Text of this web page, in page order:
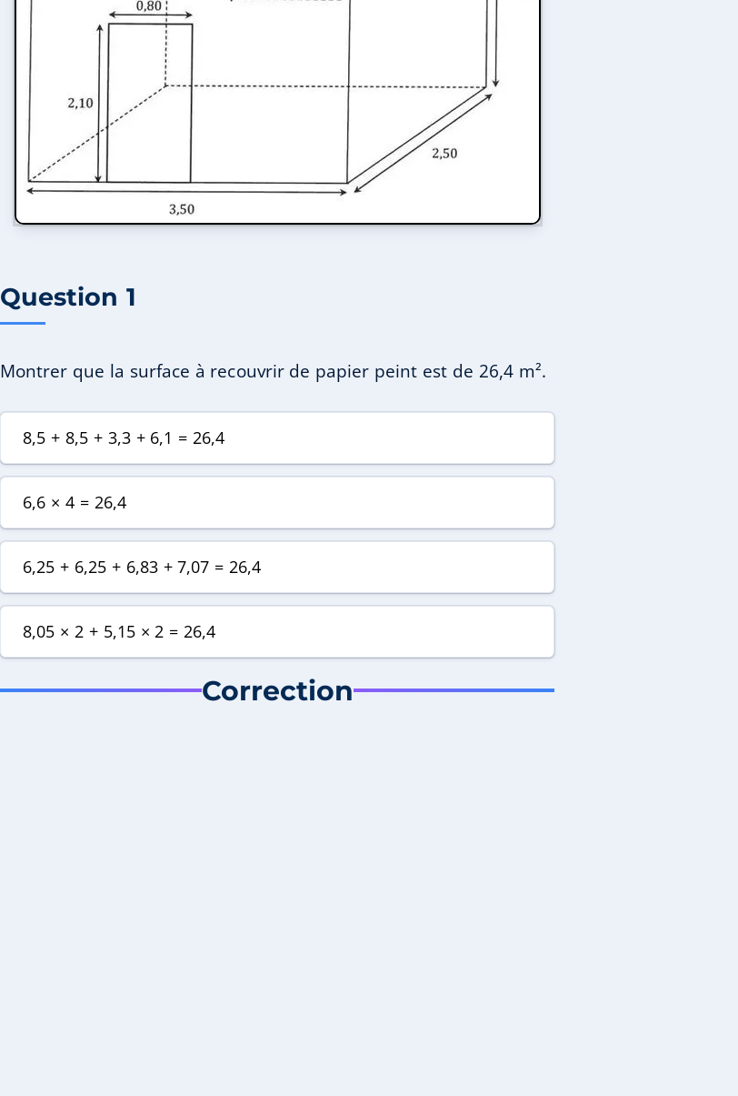
Question 1
Montrer que la surface à recouvrir de papier peint est de 26,4 m².
8,5 + 8,5 + 3,3 + 6,1 = 26,4
6,6 × 4 = 26,4
6,25 + 6,25 + 6,83 + 7,07 = 26,4
8,05 × 2 + 5,15 × 2 = 26,4
Correction